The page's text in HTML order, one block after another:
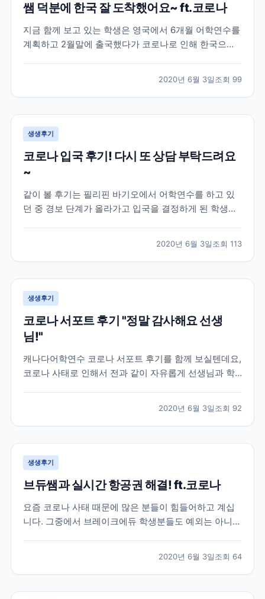
쌤 덕분에 한국 잘 도착했어요~ ft.코로나
지금 함께 보고 있는 학생은 영국에서 6개월 어학연수를
계획하고 2월말에 출국했다가 코로나로 인해 한국으로
으로 아무래도 시기가 시기인지라 돌아오는 항공편을 구
하기 어렵다보니 브레이크에듀 쌤에게 항공권에 대한 조
언과...
2020년 6월 3일조회 99
생생후기
코로나 입국 후기! 다시 또 상담 부탁드려요
~
같이 볼 후기는 필리핀 바기오에서 어학연수를 하고 있
던 중 경보 단계가 올라가고 입국을 결정하게 된 학생과
이 한국으로 귀국하기 위해 이용해야 하는 상황인데도
공항까지 이동조차 어려워 지던 상황이라 상황이 매우
급...
2020년 6월 3일조회 113
생생후기
코로나 서포트 후기 "정말 감사해요 선생
님!"
캐나다어학연수 코로나 서포트 후기를 함께 보실텐데요,
코로나 사태로 인해서 전과 같이 자유롭게 선생님과 학
을 위해 선생님과 학생들이 화상으로 수업하는 온라인
강의로 대체되었는데요. 학원 직원분들도 우리나라와 같
이 재택근...
2020년 6월 3일조회 92
생생후기
브듀쌤과 실시간 항공권 해결! ft.코로나
요즘 코로나 사태 때문에 많은 분들이 힘들어하고 계십
니다. 그중에서 브레이크에듀 학생분들도 예외는 아니었
이었지만 브레이크에듀는 함께 걱정하고 최선을 다해 옆
에서 서포트 해드리는 게 맞다고 생각합니다. 하단 카톡
은...
2020년 6월 3일조회 64